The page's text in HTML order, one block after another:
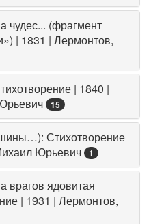
чудес... (фрагмент
| 1831 | Лермонтов,
| 1840 |
15
Стихотворение
Юрьевич
1
врагов ядовитая
| 1931 | Лермонтов,